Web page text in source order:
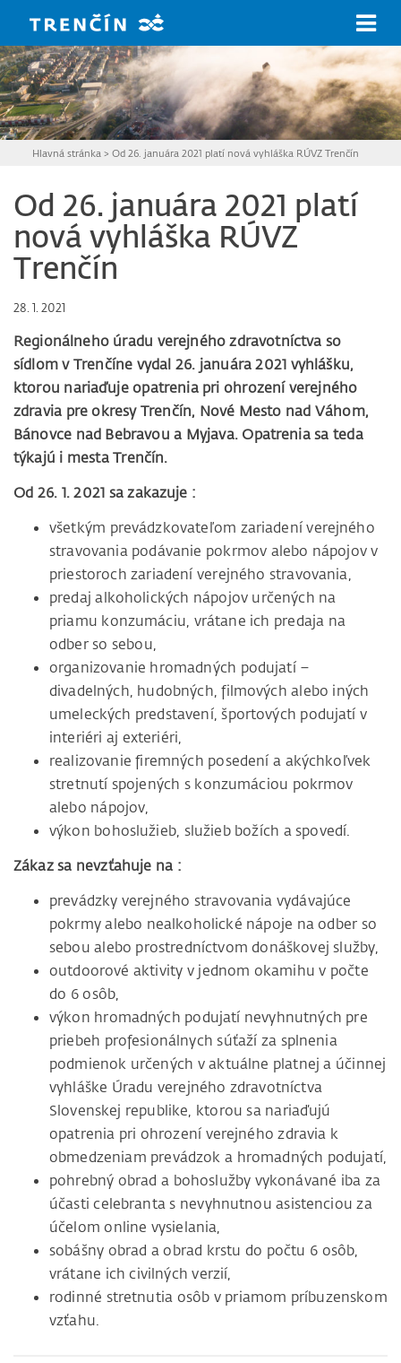
Hlavná stránka > Od 26. januára 2021 platí nová vyhláška RÚVZ Trenčín
Od 26. januára 2021 platí
nová vyhláška RÚVZ
Trenčín
28. 1. 2021
Regionálneho úradu verejného zdravotníctva so
sídlom v Trenčíne vydal 26. januára 2021 vyhlášku,
ktorou nariaďuje opatrenia pri ohrození verejného
zdravia pre okresy Trenčín, Nové Mesto nad Váhom,
Bánovce nad Bebravou a Myjava. Opatrenia sa teda
týkajú i mesta Trenčín.
Od 26. 1. 2021 sa zakazuje :
všetkým prevádzkovateľom zariadení verejného
stravovania podávanie pokrmov alebo nápojov v
priestoroch zariadení verejného stravovania,
predaj alkoholických nápojov určených na
priamu konzumáciu, vrátane ich predaja na
odber so sebou,
organizovanie hromadných podujatí –
divadelných, hudobných, filmových alebo iných
umeleckých predstavení, športových podujatí v
interiéri aj exteriéri,
realizovanie firemných posedení a akýchkoľvek
stretnutí spojených s konzumáciou pokrmov
alebo nápojov,
výkon bohoslužieb, služieb božích a spovedí.
Zákaz sa nevzťahuje na :
prevádzky verejného stravovania vydávajúce
pokrmy alebo nealkoholické nápoje na odber so
sebou alebo prostredníctvom donáškovej služby,
outdoorové aktivity v jednom okamihu v počte
do 6 osôb,
výkon hromadných podujatí nevyhnutných pre
priebeh profesionálnych súťaží za splnenia
podmienok určených v aktuálne platnej a účinnej
vyhláške Úradu verejného zdravotníctva
Slovenskej republike, ktorou sa nariaďujú
opatrenia pri ohrození verejného zdravia k
obmedzeniam prevádzok a hromadných podujatí,
pohrebný obrad a bohoslužby vykonávané iba za
účasti celebranta s nevyhnutnou asistenciou za
účelom online vysielania,
sobášny obrad a obrad krstu do počtu 6 osôb,
vrátane ich civilných verzií,
rodinné stretnutia osôb v priamom príbuzenskom
vzťahu.